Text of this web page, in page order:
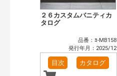
２６カスタムバニティカ
タログ
品番：ﾖ-MB158
発行年月：2025/12
目次 カタログ